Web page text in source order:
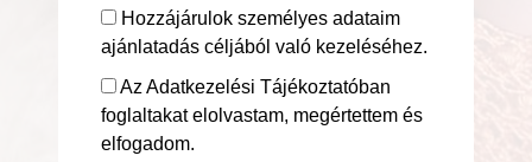
Hozzájárulok személyes adataim
ajánlatadás céljából való kezeléséhez.
Az Adatkezelési Tájékoztatóban
foglaltakat elolvastam, megértettem és
elfogadom.